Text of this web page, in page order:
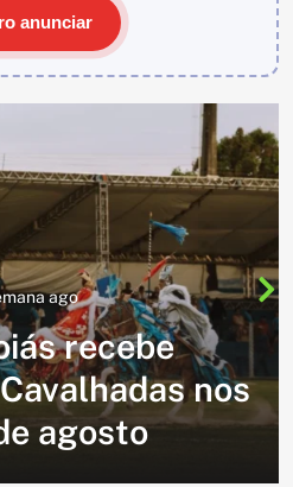
anunciar
ago
Batom está de
reunir